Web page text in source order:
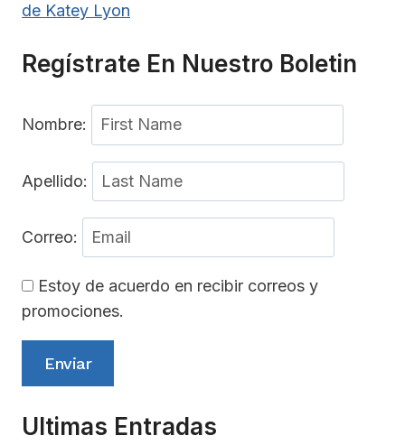
Regístrate En Nuestro Boletin
Nombre:
Apellido:
Correo:
Estoy de acuerdo en recibir correos y
promociones.
Enviar
Ultimas Entradas